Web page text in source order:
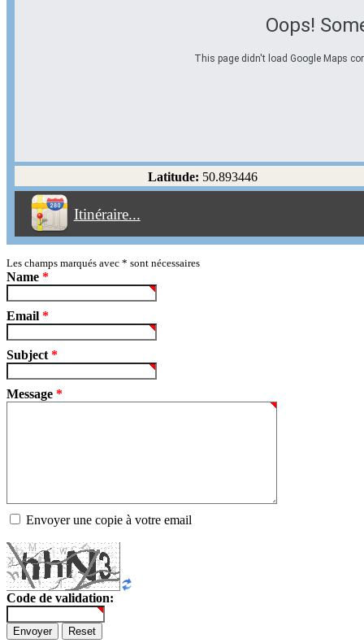
Oops!
This page didn't load Google Maps
Latitude: 50.893446
Itinéraire...
Éviter les autoroutes
Éviter les péages
Partir! Reset
Les champs marqués avec * sont nécessaires
Name *
Email *
Subject *
Message *
Envoyer une copie à votre email
Code de validation:
Envoyer Reset